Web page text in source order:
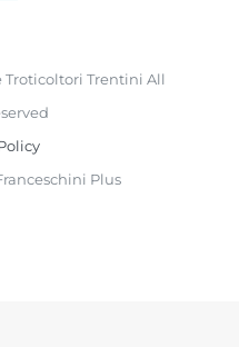
Troticoltori Trentini All
Plus